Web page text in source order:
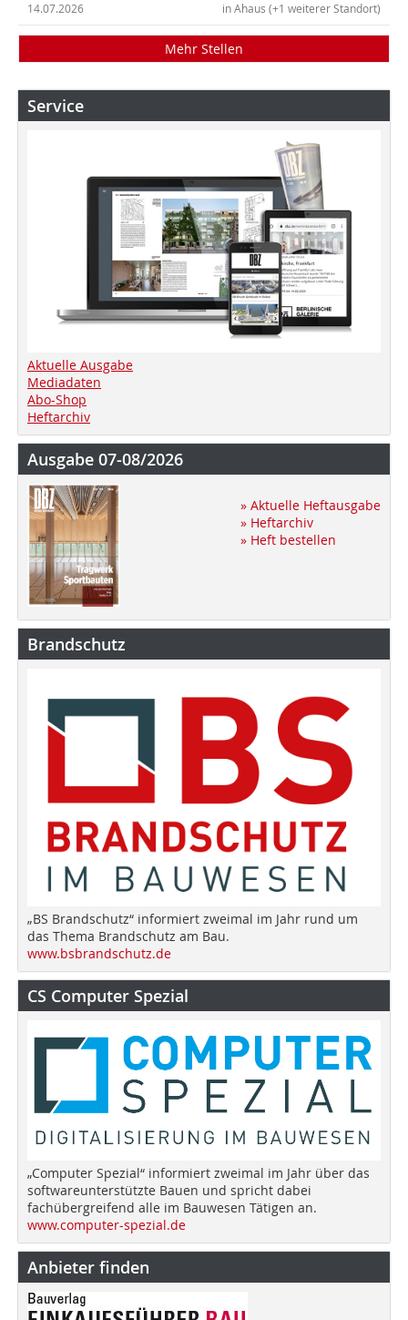
in Ahaus (+1 weiterer Standort)
14.07.2026
Mehr Stellen
Service
Aktuelle Ausgabe
Mediadaten
Abo-Shop
Heftarchiv
Ausgabe 07-08/2026
» Aktuelle Heftausgabe
» Heftarchiv
» Heft bestellen
Brandschutz
„BS Brandschutz“ informiert zweimal im Jahr rund um
das Thema Brandschutz am Bau.
www.bsbrandschutz.de
CS Computer Spezial
„Computer Spezial“ informiert zweimal im Jahr über das
softwareunterstützte Bauen und spricht dabei
fachübergreifend alle im Bauwesen Tätigen an.
www.computer-spezial.de
Anbieter finden